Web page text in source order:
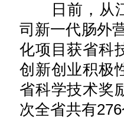
日前，从江
司新一代肠外
化项目获省科
创新创业积极
省科学技术奖
次全省共有